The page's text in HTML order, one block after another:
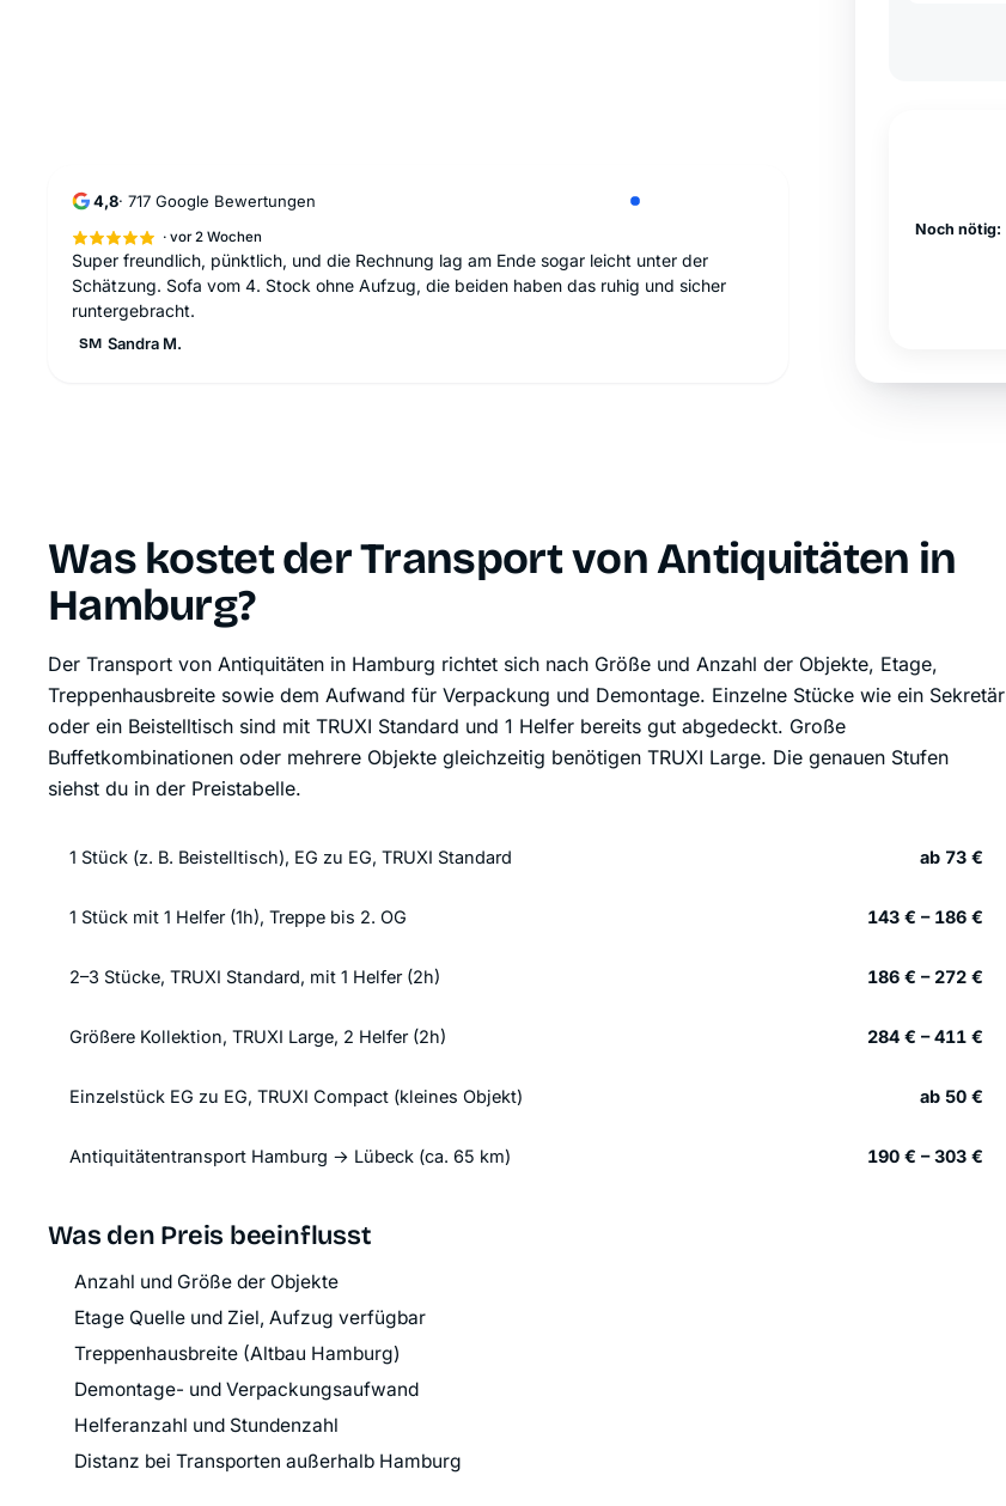
4,8· 717 Google Bewertungen
· vor 2 Wochen
Super freundlich, pünktlich, und die Rechnung lag am Ende sogar leicht unter der
Schätzung. Sofa vom 4. Stock ohne Aufzug, die beiden haben das ruhig und sicher
runtergebracht.
SM Sandra M.
Noch nötig:
Was kostet der Transport von Antiquitäten in
Hamburg?
Der Transport von Antiquitäten in Hamburg richtet sich nach Größe und Anzahl der Objekte, Etage,
Treppenhausbreite sowie dem Aufwand für Verpackung und Demontage. Einzelne Stücke wie ein Sekretär
oder ein Beistelltisch sind mit TRUXI Standard und 1 Helfer bereits gut abgedeckt. Große
Buffetkombinationen oder mehrere Objekte gleichzeitig benötigen TRUXI Large. Die genauen Stufen
siehst du in der Preistabelle.
1 Stück (z. B. Beistelltisch), EG zu EG, TRUXI Standard ab 73 €
1 Stück mit 1 Helfer (1h), Treppe bis 2. OG 143 € – 186 €
2–3 Stücke, TRUXI Standard, mit 1 Helfer (2h) 186 € – 272 €
Größere Kollektion, TRUXI Large, 2 Helfer (2h) 284 € – 411 €
Einzelstück EG zu EG, TRUXI Compact (kleines Objekt) ab 50 €
Antiquitätentransport Hamburg → Lübeck (ca. 65 km) 190 € – 303 €
Was den Preis beeinflusst
Anzahl und Größe der Objekte
Etage Quelle und Ziel, Aufzug verfügbar
Treppenhausbreite (Altbau Hamburg)
Demontage- und Verpackungsaufwand
Helferanzahl und Stundenzahl
Distanz bei Transporten außerhalb Hamburg